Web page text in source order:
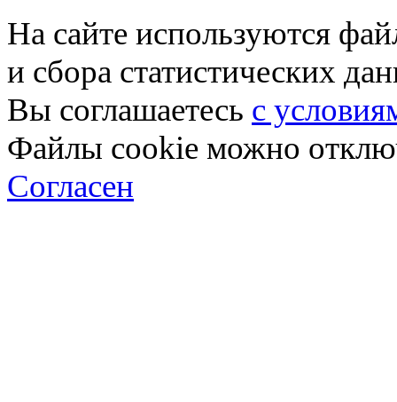
На сайте используются
и сбора статистических
Вы соглашаетесь с
Файлы cookie можно
Согласен